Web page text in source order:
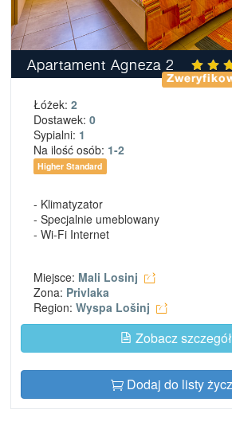
Apartament Agneza 2
Łóżek: 2
Dostawek: 0
Sypialni: 1
Na ilość osób: 1-2
Higher Standard
- Klimatyzator
- Specjalnie umeblowany
- Wi-Fi Internet
Miejsce: Mali Losinj
Zona: Privlaka
Region: Wyspa Lošinj
Zobacz
Dodaj do listy